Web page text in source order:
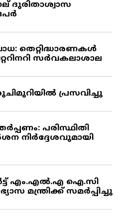
ദുരിതാശ്വാസ
തെറ്റിദ്ധാരണകള്‍
സര്‍വകലാശാല
പ്രസവിച്ചു
പരിസ്ഥിതി
നിര്‍ദ്ദേശവുമായി
എം.എല്‍.എ ഐ.സി
മന്ത്രിക്ക് സമര്‍പ്പിച്ചു